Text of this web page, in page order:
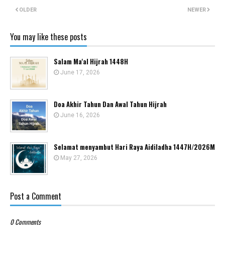
NEWER
OLDER
You may like these posts
Salam Ma'al Hijrah 1448H
June 17, 2026
Doa Akhir Tahun Dan Awal Tahun Hijrah
June 16, 2026
Selamat menyambut Hari Raya Aidiladha 1447H/2026M
May 27, 2026
Post a Comment
0 Comments